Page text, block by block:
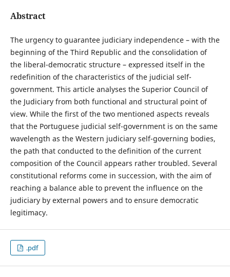
Abstract
The urgency to guarantee judiciary independence – with the
beginning of the Third Republic and the consolidation of
the liberal-democratic structure – expressed itself in the
redefinition of the characteristics of the judicial self-
government. This article analyses the Superior Council of
the Judiciary from both functional and structural point of
view. While the first of the two mentioned aspects reveals
that the Portuguese judicial self-government is on the same
wavelength as the Western judiciary self-governing bodies,
the path that conducted to the definition of the current
composition of the Council appears rather troubled. Several
constitutional reforms come in succession, with the aim of
reaching a balance able to prevent the influence on the
judiciary by external powers and to ensure democratic
legitimacy.
.pdf